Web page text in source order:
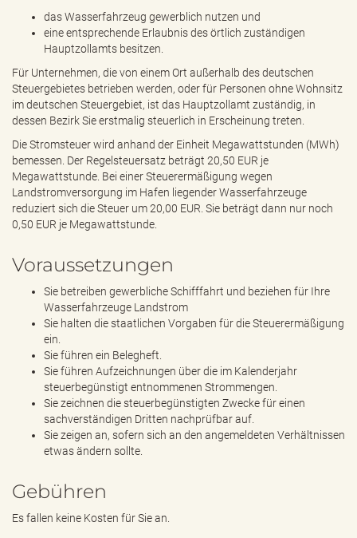
das Wasserfahrzeug gewerblich nutzen und
eine entsprechende Erlaubnis des örtlich zuständigen
Hauptzollamts besitzen.
Für Unternehmen, die von einem Ort außerhalb des deutschen
Steuergebietes betrieben werden, oder für Personen ohne Wohnsitz
im deutschen Steuergebiet, ist das Hauptzollamt zuständig, in
dessen Bezirk Sie erstmalig steuerlich in Erscheinung treten.
Die Stromsteuer wird anhand der Einheit Megawattstunden (MWh)
bemessen. Der Regelsteuersatz beträgt 20,50 EUR je
Megawattstunde. Bei einer Steuerermäßigung wegen
Landstromversorgung im Hafen liegender Wasserfahrzeuge
reduziert sich die Steuer um 20,00 EUR. Sie beträgt dann nur noch
0,50 EUR je Megawattstunde.
Voraussetzungen
Sie betreiben gewerbliche Schifffahrt und beziehen für Ihre
Wasserfahrzeuge Landstrom
Sie halten die staatlichen Vorgaben für die Steuerermäßigung
ein.
Sie führen ein Belegheft.
Sie führen Aufzeichnungen über die im Kalenderjahr
steuerbegünstigt entnommenen Strommengen.
Sie zeichnen die steuerbegünstigten Zwecke für einen
sachverständigen Dritten nachprüfbar auf.
Sie zeigen an, sofern sich an den angemeldeten Verhältnissen
etwas ändern sollte.
Gebühren
Es fallen keine Kosten für Sie an.